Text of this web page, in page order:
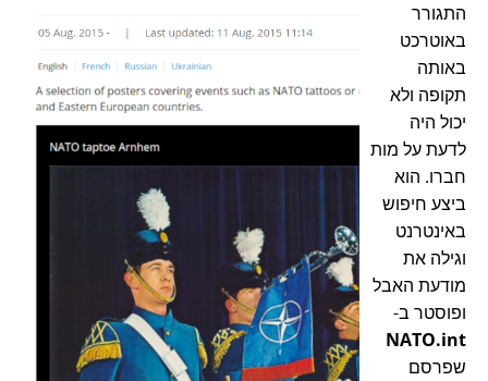
התגורר
באוטרכט
באותה
תקופה ולא
יכול היה
לדעת על מות
חברו. הוא
ביצע חיפוש
באינטרנט
וגילה את
מודעת האבל
ופוסטר ב-
NATO.int
שפרסם